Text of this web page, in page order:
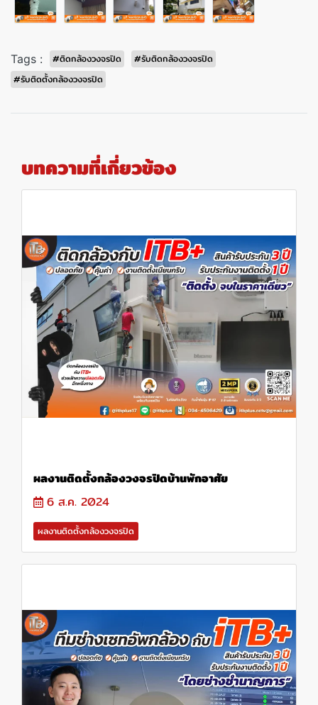
Tags : #ติดกล้องวงจรปิด
#รับติดกล้องวงจรปิด
#รับติดตั้งกล้องวงจรปิด
บทความที่เกี่ยวข้อง
ผลงานติดตั้งกล้องวงจรปิดบ้านพักอาศัย
6 ส.ค. 2024
ผลงานติดตั้งกล้องวงจรปิด